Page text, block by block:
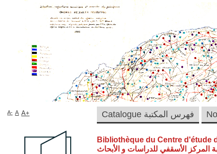
Bibliothèque du Centre d'étude
المركز الأسقفي للدراسات و الأبحاث
Catalogue فهرس المكتبة A- A A+